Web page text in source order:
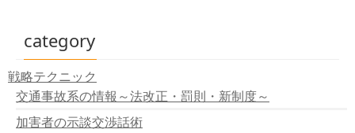
傷害保険
category
戦略テクニック
交通事故系の情報～法改正・罰則・新制度～
加害者の示談交渉話術